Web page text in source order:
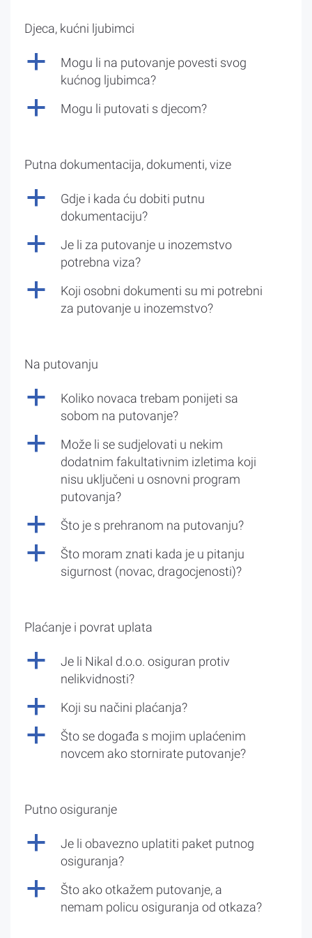
Djeca, kućni ljubimci
a
Mogu li na putovanje povesti svog
kućnog ljubimca?
a Mogu li putovati s djecom?
Putna dokumentacija, dokumenti, vize
a
Gdje i kada ću dobiti putnu
dokumentaciju?
a
Je li za putovanje u inozemstvo
potrebna viza?
a
Koji osobni dokumenti su mi potrebni
za putovanje u inozemstvo?
Na putovanju
a
Koliko novaca trebam ponijeti sa
sobom na putovanje?
a
Može li se sudjelovati u nekim
dodatnim fakultativnim izletima koji
nisu uključeni u osnovni program
putovanja?
a Što je s prehranom na putovanju?
a
Što moram znati kada je u pitanju
sigurnost (novac, dragocjenosti)?
Plaćanje i povrat uplata
a
Je li Nikal d.o.o. osiguran protiv
nelikvidnosti?
a Koji su načini plaćanja?
a
Što se događa s mojim uplaćenim
novcem ako stornirate putovanje?
Putno osiguranje
a
Je li obavezno uplatiti paket putnog
osiguranja?
a
Što ako otkažem putovanje, a
nemam policu osiguranja od otkaza?